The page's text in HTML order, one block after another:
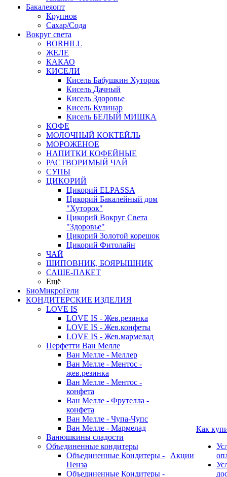
Бакалеяопт
Крупнов
Сахар/Сода
Вокруг света
BORHILL
ЖЕЛЕ
КАКАО
КИСЕЛИ
Кисель Бабушкин Хуторок
Кисель Дачный
Кисель Здоровье
Кисель Кулинар
Кисель БЕЛЫЙ МИШКА
КОФЕ
МОЛОЧНЫЙ КОКТЕЙЛЬ
МОРОЖЕНОЕ
НАПИТКИ КОФЕЙНЫЕ
РАСТВОРИМЫЙ ЧАЙ
СУПЫ
ЦИКОРИЙ
Цикорий ELPASSA
Цикорий Бакалейный дом
"Хуторок"
Цикорий Вокруг Света
"Здоровье"
Цикорий Золотой корешок
Цикорий Фитолайн
ЧАЙ
ШИПОВНИК, БОЯРЫШНИК
САШЕ-ПАКЕТ
Ещё
БиоМикроГели
КОНДИТЕРСКИЕ ИЗДЕЛИЯ
LOVE IS
LOVE IS - Жев.резинка
LOVE IS - Жев.конфеты
LOVE IS - Жев.мармелад
Перфетти Ван Мелле
Ван Мелле - Меллер
Ван Мелле - Ментос -
жев.резинка
Ван Мелле - Ментос -
конфета
Ван Мелле - Фрутелла -
конфета
Ван Мелле - Чупа-Чупс
Ван Мелле - Мармелад
Ванюшкины сладости
Объединенные кондитеры
Объединенные Кондитеры -
Пенза
Объединенные Кондитеры -
Акции
Как